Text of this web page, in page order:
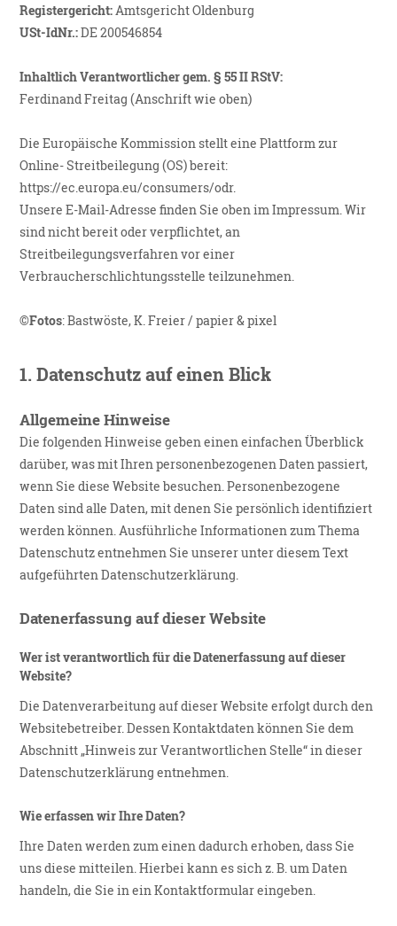
Registergericht:Amtsgericht Oldenburg
USt-IdNr.:DE 200546854
Inhaltlich Verantwortlicher gem. § 55 II RStV:
Ferdinand Freitag (Anschrift wie oben)
Die Europäische Kommission stellt eine Plattform zur
Online- Streitbeilegung (OS) bereit:
https://ec.europa.eu/consumers/odr.
Unsere E-Mail-Adresse finden Sie oben im Impressum. Wir
sind nicht bereit oder verpflichtet, an
Streitbeilegungsverfahren vor einer
Verbraucherschlichtungsstelle teilzunehmen.
©Fotos: Bastwöste, K. Freier / papier & pixel
1.Datenschutz auf einen Blick
Allgemeine Hinweise
Die folgenden Hinweise geben einen einfachen Überblick
darüber, was mit Ihren personenbezogenen Daten passiert,
wenn Sie diese Website besuchen. Personenbezogene
Daten sind alle Daten, mit denen Sie persönlich identifiziert
werden können. Ausführliche Informationen zum Thema
Datenschutz entnehmen Sie unserer unter diesem Text
aufgeführten Datenschutzerklärung.
Datenerfassung auf dieser Website
Wer ist verantwortlich für die Datenerfassung auf dieser
Website?
Die Datenverarbeitung auf dieser Website erfolgt durch den
Websitebetreiber. Dessen Kontaktdaten können Sie dem
Abschnitt „Hinweis zur Verantwortlichen Stelle“ in dieser
Datenschutzerklärung entnehmen.
Wie erfassen wir Ihre Daten?
Ihre Daten werden zum einen dadurch erhoben, dass Sie
uns diese mitteilen. Hierbei kann es sich z. B. um Daten
handeln, die Sie in ein Kontaktformular eingeben.